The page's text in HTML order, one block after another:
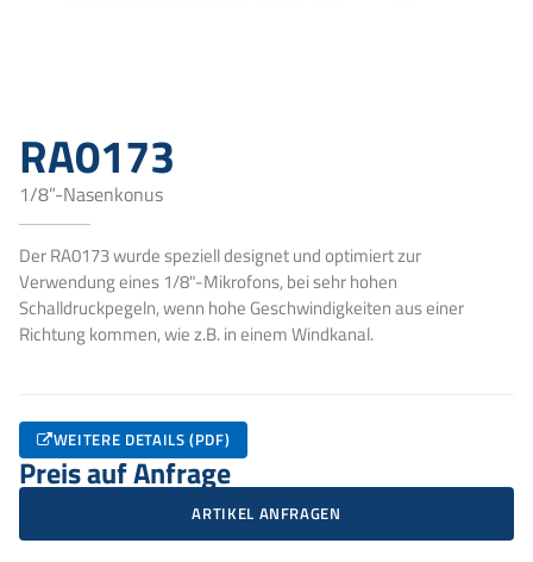
RA0173
1/8”-Nasenkonus
Der RA0173 wurde speziell designet und optimiert zur
Verwendung eines 1/8"-Mikrofons, bei sehr hohen
Schalldruckpegeln, wenn hohe Geschwindigkeiten aus einer
Richtung kommen, wie z.B. in einem Windkanal.
WEITERE DETAILS (PDF)
Preis auf Anfrage
ARTIKEL ANFRAGEN